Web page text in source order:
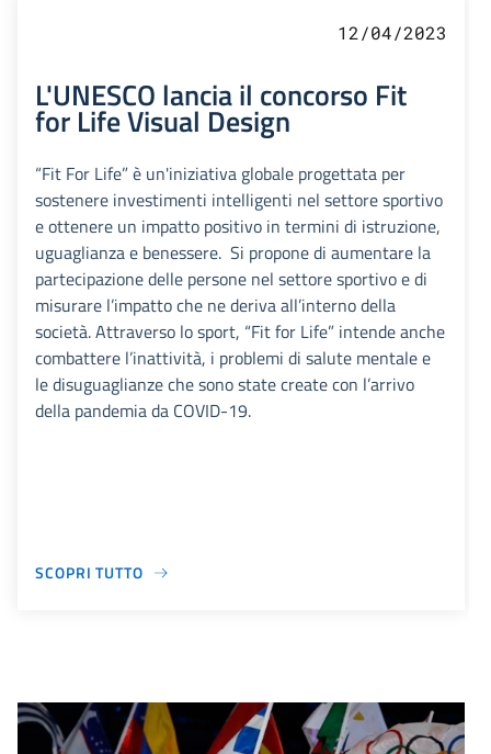
12/04/2023
L'UNESCO lancia il concorso Fit
for Life Visual Design
“Fit For Life” è un'iniziativa globale progettata per
sostenere investimenti intelligenti nel settore sportivo
e ottenere un impatto positivo in termini di istruzione,
uguaglianza e benessere. Si propone di aumentare la
partecipazione delle persone nel settore sportivo e di
misurare l’impatto che ne deriva all’interno della
società. Attraverso lo sport, “Fit for Life” intende anche
combattere l’inattività, i problemi di salute mentale e
le disuguaglianze che sono state create con l’arrivo
della pandemia da COVID-19.
SCOPRI TUTTO